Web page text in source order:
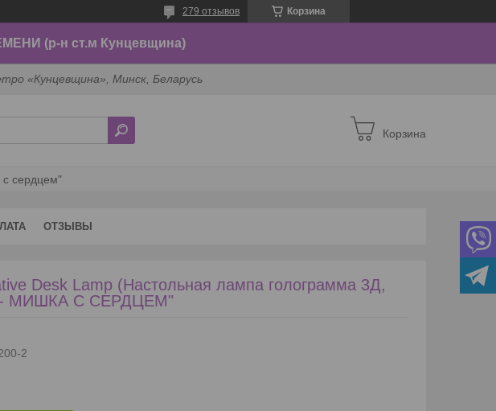
Корзина
279 отзывов
(р-н ст.м Кунцевщина)
«Кунцевщина», Минск, Беларусь
Корзина
с сердцем"
ОТЗЫВЫ
Desk Lamp (Настольная лампа голограмма 3Д,
- МИШКА С СЕРДЦЕМ"
2